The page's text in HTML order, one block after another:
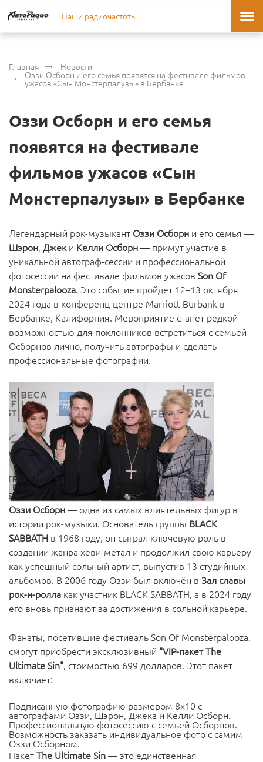
Наши радиочастоты
Главная Новости
Оззи Осборн и его семья появятся на фестивале фильмов
ужасов «Сын Монстерпалузы» в Бербанке
Оззи Осборн и его семья
появятся на фестивале
фильмов ужасов «Сын
Монстерпалузы» в Бербанке
Легендарный рок-музыкант Оззи Осборн и его семья —
Шэрон, Джеки Келли Осборн— примут участие в
уникальной автограф-сессии и профессиональной
фотосессии на фестивале фильмов ужасов Son Of
Monsterpalooza. Это событие пройдет 12–13 октября
2024 года в конференц-центре Marriott Burbank в
Бербанке, Калифорния. Мероприятие станет редкой
возможностью для поклонников встретиться с семьей
Осборнов лично, получить автографы и сделать
профессиональные фотографии.
Оззи Осборн— одна из самых влиятельных фигур в
истории рок-музыки. Основатель группы BLACK
SABBATH в 1968 году, он сыграл ключевую роль в
создании жанра хеви-метал и продолжил свою карьеру
как успешный сольный артист, выпустив 13 студийных
альбомов. В 2006 году Оззи был включён в Зал славы
рок-н-ролла как участник BLACK SABBATH, а в 2024 году
его вновь признают за достижения в сольной карьере.
Фанаты, посетившие фестиваль Son Of Monsterpalooza,
смогут приобрести эксклюзивный "VIP-пакет The
Ultimate Sin", стоимостью 699 долларов. Этот пакет
включает:
Подписанную фотографию размером 8x10 с
автографами Оззи, Шэрон, Джека и Келли Осборн.
Профессиональную фотосессию с семьей Осборнов.
Возможность заказать индивидуальное фото с самим
Оззи Осборном.
ПакетThe Ultimate Sin— это единственная